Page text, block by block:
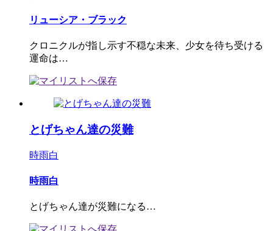
リューシア・ブラック
クロニクルが指し示す不穏な未来、少女を待ち受ける
運命は…
とげちゃん達の災難
時雨白
時雨白
とげちゃん達が災難になる…